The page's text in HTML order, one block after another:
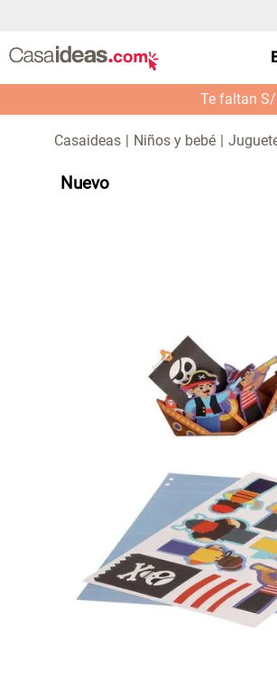
Te faltan
Niños y bebé
Nuevo